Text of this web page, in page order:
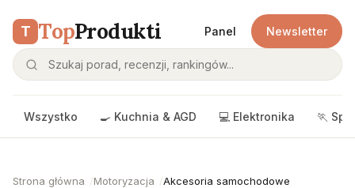
T TopProdukti Panel Newsletter
Wszystko 🍳 Kuchnia & AGD 💻 Elektronika 🏃
Strona główna Motoryzacja Akcesoria samochodowe